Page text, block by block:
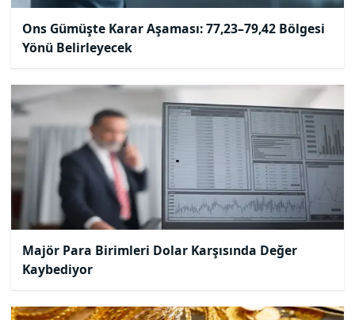
Ons Gümüşte Karar Aşaması: 77,23–79,42 Bölgesi
Yönü Belirleyecek
Majör Para Birimleri Dolar Karşısında Değer
Kaybediyor